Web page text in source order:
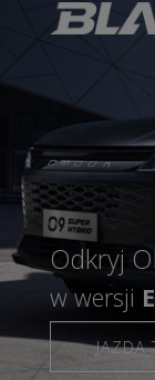
Odkryj
w wersji
JAZDA